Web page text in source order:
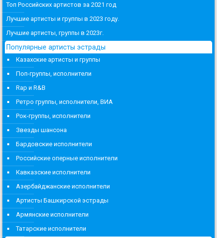
Топ Российских артистов за 2021 год
Лучшие артисты и группы в 2023 году.
Лучшие артисты, группы в 2023г.
Популярные артисты эстрады
Казахские артисты и группы
Поп-группы, исполнители
Rap и R&B
Ретро группы, исполнители, ВИА
Рок-группы, исполнители
Звезды шансона
Бардовские исполнители
Российские оперные исполнители
Кавказские исполнители
Азербайджанские исполнители
Артисты Башкирской эстрады
Армянские исполнители
Татарские исполнители